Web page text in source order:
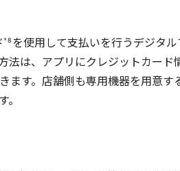
*8 を使用して支払いを行うデジタル
法は、アプリにクレジットカー
ます。店舗側も専用機器を用意す
。